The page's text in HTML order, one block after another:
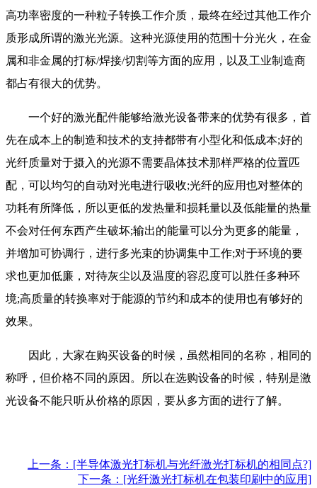
高功率密度的一种粒子转换工作介质，最终在经过其他工作介
质形成所谓的激光光源。这种光源使用的范围十分光火，在金
属和非金属的打标/焊接/切割等方面的应用，以及工业制造商
都占有很大的优势。
一个好的激光配件能够给激光设备带来的优势有很多，首
先在成本上的制造和技术的支持都带有小型化和低成本;好的
光纤质量对于摄入的光源不需要晶体技术那样严格的位置匹
配，可以均匀的自动对光电进行吸收;光纤的应用也对整体的
功耗有所降低，所以更低的发热量和损耗量以及低能量的热量
不会对任何东西产生破坏;输出的能量可以分为更多的能量，
并增加可协调行，进行多光束的协调集中工作;对于环境的要
求也更加低廉，对待灰尘以及温度的容忍度可以胜任多种环
境;高质量的转换率对于能源的节约和成本的使用也有够好的
效果。
因此，大家在购买设备的时候，虽然相同的名称，相同的
称呼，但价格不同的原因。所以在选购设备的时候，特别是激
光设备不能只听从价格的原因，要从多方面的进行了解。
上一条：[半导体激光打标机与光纤激光打标机的相同点?]
下一条：[光纤激光打标机在包装印刷中的应用]